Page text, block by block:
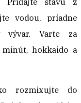
vodou, príadne
vývar. Varte za
minút, hokkaido a
rozmixujte do